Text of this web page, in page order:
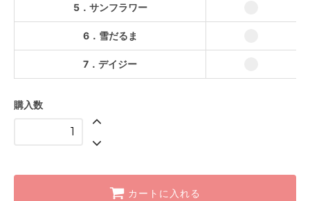
5．サンフラワー
6．雪だるま
7．デイジー
購入数
カートに入れる